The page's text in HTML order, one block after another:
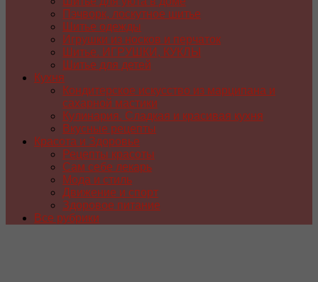
Пэчворк, лоскутное шитье
Шитье одежды
Игрушки из носков и перчаток
Шитье. ИГРУШКИ, КУКЛЫ
Шитье для детей
Кухня
Кондитерское искусство из марципана и
сахарной мастики
Кулинария. Сладкая и красивая кухня
Вкусные рецепты
Красота и Здоровье
Рецепты красоты
Сам себе лекарь
Мода и стиль
Движение и спорт
Здоровое питание
Все рубрики